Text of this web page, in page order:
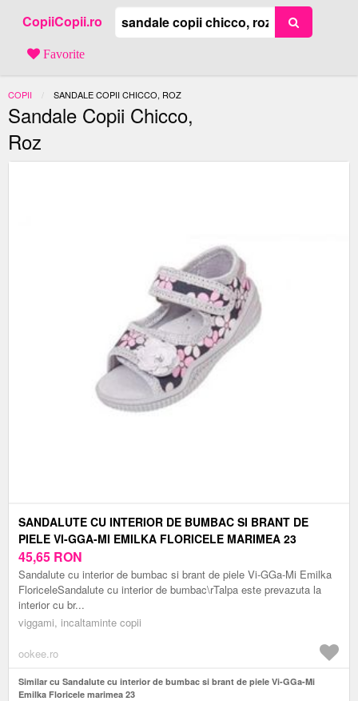
CopiiCopii.ro
Favorite
COPII ACTUAL:
SANDALE COPII CHICCO, ROZ
Sandale Copii Chicco,
Roz
SANDALUTE CU INTERIOR DE BUMBAC SI BRANT DE
PIELE VI-GGA-MI EMILKA FLORICELE MARIMEA 23
45,65 RON
Sandalute cu interior de bumbac si brant de piele Vi-GGa-Mi Emilka
FloriceleSandalute cu interior de bumbac\rTalpa este prevazuta la
interior cu br...
viggami, incaltaminte copii
ookee.ro
Similar cu Sandalute cu interior de bumbac si brant de piele Vi-GGa-Mi
Emilka Floricele marimea 23